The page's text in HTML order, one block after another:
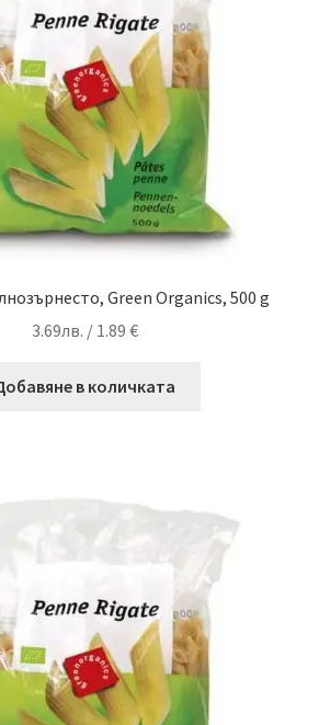
Green Organics, 500 g
3.69лв. / 1.89 €
в количката